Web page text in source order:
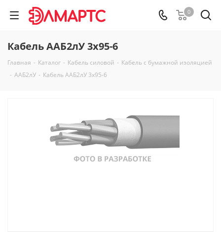
0
Кабель ААБ2лУ 3х95-6
Главная - Каталог - Кабель силовой - Кабель с бумажной изоляцией
- ААБ2лУ - Кабель ААБ2лУ 3х95-6